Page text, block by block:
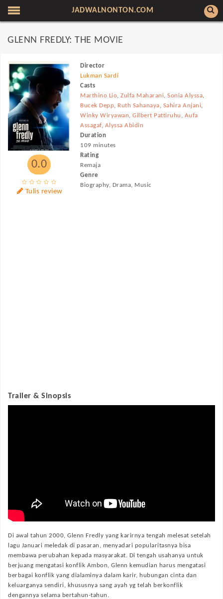
JADWALNONTON.COM
GLENN FREDLY: THE MOVIE
0.0
Tulis review
Director
Lukman Sardi
Casts
Marthino Lio,Zulfa Maharani,Sonia Alyssa,
Bucek Depp, Ruth Sahanaya, Sahira Anjani,
Winky Wiryawan,Gilbert Pattiruhu , Aufa
Assagaf, Alyssa Abidin
Duration
109 minutes
Rating
Remaja
Genre
Biography, Drama, Music
Trailer & Sinopsis
Di awal tahun 2000, Glenn Fredly yang karirnya tengah melesat setelah
lagu Januari meledak di pasaran, menyadari popularitasnya bisa
membawa perubahan kepada masyarakat. Di tengah usahanya untuk
berjuang mengatasi konflik Ambon, Glenn kemudian harus mengatasi
berbagai konflik yang dialaminya dalam karir, hubungan cinta dan
keluarganya sendiri, khususnya sang ayah yg telah berkonflik
dengannya selama bertahun-tahun.